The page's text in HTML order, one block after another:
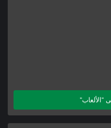
"الألعاب"